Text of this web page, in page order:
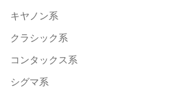
HASSELBLAD（ハッセルブラッド）
EPSON（エプソン）
ENNA München（エナ）
ELEFOTO（エレフォト）
キヤノン系
クラシック系
コンタックス系
シグマ系